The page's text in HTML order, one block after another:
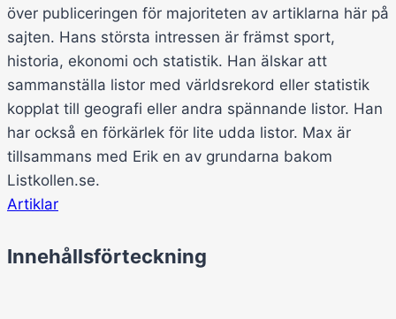
över publiceringen för majoriteten av artiklarna här på
sajten. Hans största intressen är främst sport,
historia, ekonomi och statistik. Han älskar att
sammanställa listor med världsrekord eller statistik
kopplat till geografi eller andra spännande listor. Han
har också en förkärlek för lite udda listor. Max är
tillsammans med Erik en av grundarna bakom
Listkollen.se.
Artiklar
Innehållsförteckning